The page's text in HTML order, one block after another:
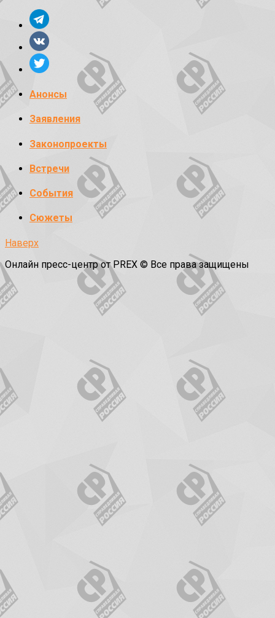
Анонсы
Заявления
Законопроекты
Встречи
События
Сюжеты
Наверх
Онлайн пресс-центр от PREX © Все права защищены